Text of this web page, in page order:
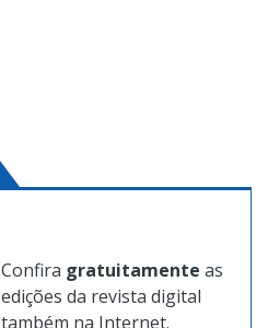
Confira gratuitamente
edições da revista digital